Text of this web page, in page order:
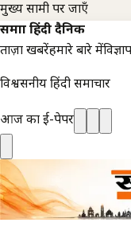
मुख्य सामग्री पर जाएँ
समाज्ञा हिंदी दैनिक
ताज़ा खबरेंहमारे बारे में
विश्वसनीय हिंदी समाचार
आज का ई-पेपर